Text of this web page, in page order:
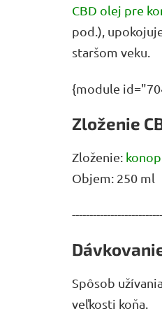
5,0
5
hviezdičiek.
CBD olej pre
pod.),
staršom veku.
{module
Zloženie
Zloženie:
Objem: 250 ml
Spôsob
veľkosti koňa.